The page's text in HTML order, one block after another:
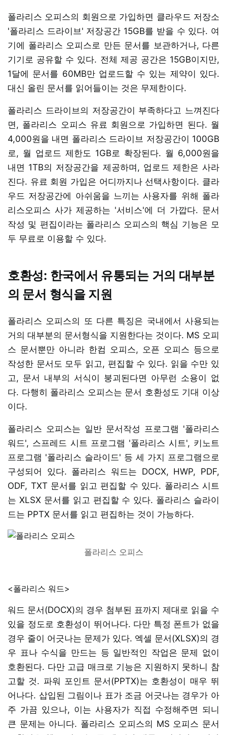
폴라리스 오피스의 회원으로 가입하면 클라우드 저장소
'폴라리스 드라이브' 저장공간 15GB를 받을 수 있다. 여
기에 폴라리스 오피스로 만든 문서를 보관하거나, 다른
기기로 공유할 수 있다. 전체 제공 공간은 15GB이지만,
1달에 문서를 60MB만 업로드할 수 있는 제약이 있다.
대신 올린 문서를 읽어들이는 것은 무제한이다.
폴라리스 드라이브의 저장공간이 부족하다고 느껴진다
면, 폴라리스 오피스 유료 회원으로 가입하면 된다. 월
4,000원을 내면 폴라리스 드라이브 저장공간이 100GB
로, 월 업로드 제한도 1GB로 확장된다. 월 6,000원을
내면 1TB의 저장공간을 제공하며, 업로드 제한은 사라
진다. 유료 회원 가입은 어디까지나 선택사항이다. 클라
우드 저장공간에 아쉬움을 느끼는 사용자를 위해 폴라
리스오피스 사가 제공하는 '서비스'에 더 가깝다. 문서
작성 및 편집이라는 폴라리스 오피스의 핵심 기능은 모
두 무료로 이용할 수 있다.
호환성: 한국에서 유통되는 거의 대부분
의 문서 형식을 지원
폴라리스 오피스의 또 다른 특징은 국내에서 사용되는
거의 대부분의 문서형식을 지원한다는 것이다. MS 오피
스 문서뿐만 아니라 한컴 오피스, 오픈 오피스 등으로
작성한 문서도 모두 읽고, 편집할 수 있다. 읽을 수만 있
고, 문서 내부의 서식이 붕괴된다면 아무런 소용이 없
다. 다행히 폴라리스 오피스는 문서 호환성도 기대 이상
이다.
폴라리스 오피스는 일반 문서작성 프로그램 '폴라리스
워드', 스프레드 시트 프로그램 '폴라리스 시트', 키노트
프로그램 '폴라리스 슬라이드' 등 세 가지 프로그램으로
구성되어 있다. 폴라리스 워드는 DOCX, HWP, PDF,
ODF, TXT 문서를 읽고 편집할 수 있다. 폴라리스 시트
는 XLSX 문서를 읽고 편집할 수 있다. 폴라리스 슬라이
드는 PPTX 문서를 읽고 편집하는 것이 가능하다.
폴라리스 오피스
<폴라리스 워드>
워드 문서(DOCX)의 경우 첨부된 표까지 제대로 읽을 수
있을 정도로 호환성이 뛰어나다. 다만 특정 폰트가 없을
경우 줄이 어긋나는 문제가 있다. 엑셀 문서(XLSX)의 경
우 표나 수식을 만드는 등 일반적인 작업은 문제 없이
호환된다. 다만 고급 매크로 기능은 지원하지 못하니 참
고할 것. 파워 포인트 문서(PPTX)는 호환성이 매우 뛰
어나다. 삽입된 그림이나 표가 조금 어긋나는 경우가 아
주 가끔 있으나, 이는 사용자가 직접 수정해주면 되니
큰 문제는 아니다. 폴라리스 오피스의 MS 오피스 문서